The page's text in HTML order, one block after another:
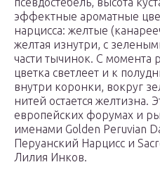
эффектные ароматные
нарцисса: желтые
желтая изнутри, с
части тычинок. С момента
цветка светлеет и к
внутри коронки, вокруг
нитей остается желтизна.
европейских форумах и
именами Golden Peruvian
Перуанский Нарцисс и
Лилия Инков.